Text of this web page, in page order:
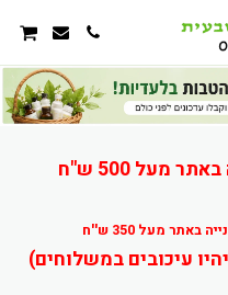
מעל 500 ש"ח
מעל 350 ש''ח
עיכובים במשלוחים)